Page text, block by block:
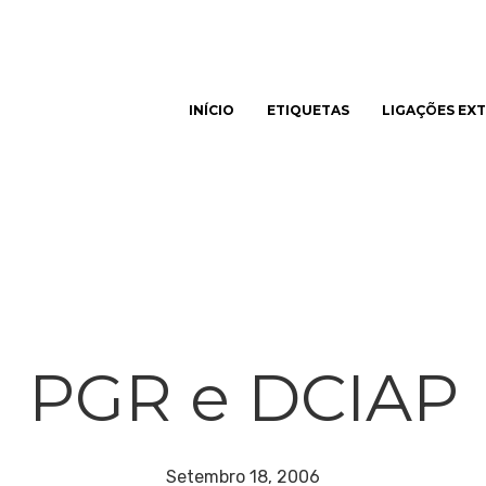
INÍCIO ETIQUETAS LIGAÇÕES
PGR e DCIAP
Setembro 18, 2006